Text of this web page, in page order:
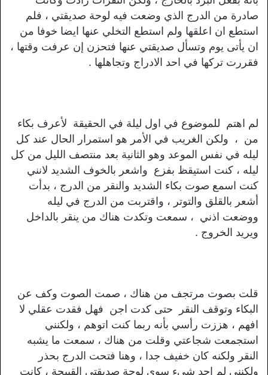
صادرة من الدرج الذي وضعت فيه لوحة صديقتي ، فلم
استطع ان اعلقها ولم استطع التخلي عنها ايضا خوفا من
ان يأتى يوم وتسأل صديقتي عنها فتحزن إن عرفت وقتها ،
فقررت تركها في احد الادراج وتجاهلها .
لم اهتم للموضوع في اول ليلة في الحقيقة لأعرف بكاء
من ، ولكن الغريب في الأمر هو استمرار الحال عند كل
ليله في نفس الموعد وهو الثانية بعد منتصف الليل من كل
ليله ، كنت استيقظ بفزع واشعر بالخوف الشديد لانني
كنت اسمع صوت بكاء الشديد والنقر من الدرج ، بدأت
أشعر بالقلق والتوتر ، واقتربت من الدرج في ليله
ووضعت اذني ، سمعت وتكدت هناك من ينقر بالداخل
ويريد الخروج .
قلت بصوت مرتجف من هناك ، صمت الصوت وكف عن
البكاء وتوقف النقر حتى كدت اجن فهل فقدت عقلي لا
افهم ، هززت رأسي بأنه ربما كنت اتوهم ، ولكنني
استجمعت شجاعتي وقلت من هناك ، سمعت ما يشبه
النقر ولكنه كان خفيف جدا ، وهنا فتحت الدرج بحذر
ولكنني لم اجد شيء سوى لوحة صديقتي القبيحة ، كانت